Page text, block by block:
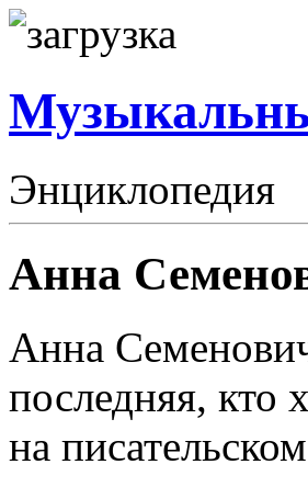
Энциклопедия
Анна
Анна
последняя, кто
на